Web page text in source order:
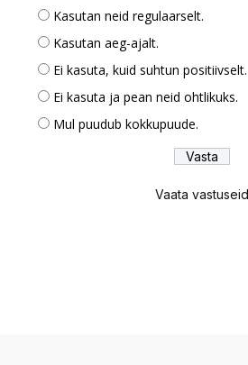
Kasutan neid regulaarselt.
Kasutan aeg-ajalt.
Ei kasuta, kuid suhtun positiivselt.
Ei kasuta ja pean neid ohtlikuks.
Mul puudub kokkupuude.
Vaata vastuseid